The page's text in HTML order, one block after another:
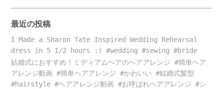
最近の投稿
I Made a Sharon Tate Inspired Wedding Rehearsal
dress in 5 1/2 hours :) #wedding #sewing #bride
結婚式におすすめ！ミディアムヘアのヘアアレンジ #簡単ヘア
アレンジ動画 #簡単ヘアアレンジ #かわいい #結婚式髪型
#hairstyle #ヘアアレンジ動画 #お呼ばれヘアアレンジ #シ